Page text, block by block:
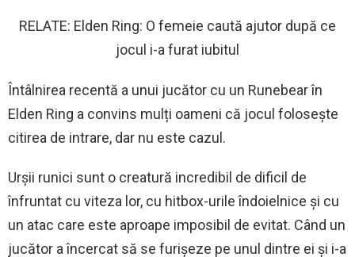
RELATE: Elden Ring: O femeie caută ajutor după ce
jocul i-a furat iubitul
Întâlnirea recentă a unui jucător cu un Runebear în
Elden Ring a convins mulți oameni că jocul folosește
citirea de intrare, dar nu este cazul.
Urșii runici sunt o creatură incredibil de dificil de
înfruntat cu viteza lor, cu hitbox-urile îndoielnice și cu
un atac care este aproape imposibil de evitat. Când un
jucător a încercat să se furișeze pe unul dintre ei și i-a